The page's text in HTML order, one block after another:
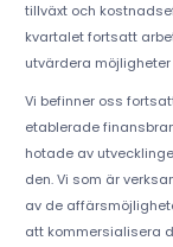
tillväxt och
kvartalet fortsatt
utvärdera
Vi befinner oss
etablerade
hotade av
den. Vi som är
av de
att kommersialisera